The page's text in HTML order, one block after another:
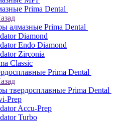
Prima Dental
алмазные Prima Dental
Diamond
Endo Diamond
Zirconia
Classic
Prima Dental
твердосплавные Prima Dental
Prep
Accu-Prep
Turbo